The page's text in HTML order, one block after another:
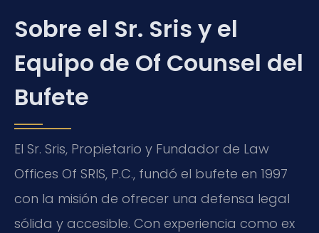
Sobre el Sr. Sris y el
Equipo de Of Counsel del
Bufete
El Sr. Sris, Propietario y Fundador de Law
Offices Of SRIS, P.C., fundó el bufete en 1997
con la misión de ofrecer una defensa legal
sólida y accesible. Con experiencia como ex